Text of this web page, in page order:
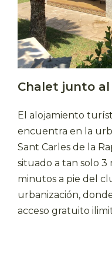
Chalet junto
El alojamiento
encuentra en la
Sant Carles de la
situado a tan solo 3
minutos a pie del
urbanización,
acceso gratuito